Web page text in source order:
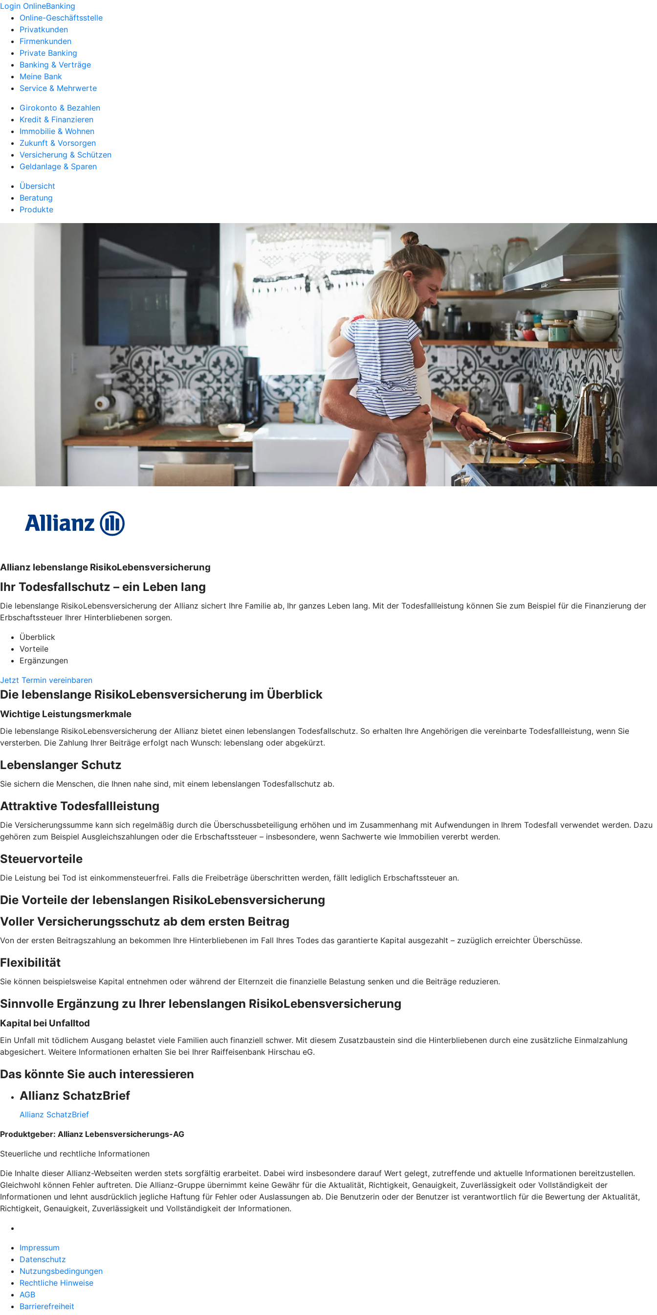
Login OnlineBanking
Online-Geschäftsstelle
Privatkunden
Firmenkunden
Private Banking
Banking & Verträge
Meine Bank
Service & Mehrwerte
Girokonto & Bezahlen
Kredit & Finanzieren
Immobilie & Wohnen
Zukunft & Vorsorgen
Versicherung & Schützen
Geldanlage & Sparen
Übersicht
Beratung
Produkte
Allianz lebenslange RisikoLebensversicherung
Ihr Todesfallschutz – ein Leben lang
Die lebenslange RisikoLebensversicherung der Allianz sichert Ihre Familie ab, Ihr ganzes Leben lang. Mit der Todesfallleistung können Sie zum Beispiel für die Finanzierung der
Erbschaftssteuer Ihrer Hinterbliebenen sorgen.
Überblick
Vorteile
Ergänzungen
Jetzt Termin vereinbaren
Die lebenslange RisikoLebensversicherung im Überblick
Wichtige Leistungsmerkmale
Die lebenslange RisikoLebensversicherung der Allianz bietet einen lebenslangen Todesfallschutz. So erhalten Ihre Angehörigen die vereinbarte Todesfallleistung, wenn Sie
versterben. Die Zahlung Ihrer Beiträge erfolgt nach Wunsch: lebenslang oder abgekürzt.
Lebenslanger Schutz
Sie sichern die Menschen, die Ihnen nahe sind, mit einem lebenslangen Todesfallschutz ab.
Attraktive Todesfallleistung
Die Versicherungssumme kann sich regelmäßig durch die Überschussbeteiligung erhöhen und im Zusammenhang mit Aufwendungen in Ihrem Todesfall verwendet werden. Dazu
gehören zum Beispiel Ausgleichszahlungen oder die Erbschaftssteuer – insbesondere, wenn Sachwerte wie Immobilien vererbt werden.
Steuervorteile
Die Leistung bei Tod ist einkommensteuerfrei. Falls die Freibeträge überschritten werden, fällt lediglich Erbschaftssteuer an.
Die Vorteile der lebenslangen RisikoLebensversicherung
Voller Versicherungs­schutz ab dem ersten Beitrag
Von der ersten Beitragszahlung an bekommen Ihre Hinterbliebenen im Fall Ihres Todes das garantierte Kapital ausgezahlt – zuzüglich erreichter Überschüsse.
Flexibilität
Sie können beispielsweise Kapital entnehmen oder während der Elternzeit die finanzielle Belastung senken und die Beiträge reduzieren.
Sinnvolle Ergänzung zu Ihrer lebenslangen RisikoLebensversicherung
Kapital bei Unfalltod
Ein Unfall mit tödlichem Ausgang belastet viele Familien auch finanziell schwer. Mit diesem Zusatzbaustein sind die Hinterbliebenen durch eine zusätzliche Einmalzahlung
abgesichert. Weitere Informationen erhalten Sie bei Ihrer Raiffeisenbank Hirschau eG.
Das könnte Sie auch interessieren
Allianz SchatzBrief
Allianz SchatzBrief
Produktgeber: Allianz Lebensversicherungs-AG
Steuerliche und rechtliche Informationen
Die Inhalte dieser Allianz-Webseiten werden stets sorgfältig erarbeitet. Dabei wird insbesondere darauf Wert gelegt, zutreffende und aktuelle Informationen bereitzustellen.
Gleichwohl können Fehler auftreten. Die Allianz-Gruppe übernimmt keine Gewähr für die Aktualität, Richtigkeit, Genauigkeit, Zuverlässigkeit oder Vollständigkeit der
Informationen und lehnt ausdrücklich jegliche Haftung für Fehler oder Auslassungen ab. Die Benutzerin oder der Benutzer ist verantwortlich für die Bewertung der Aktualität,
Richtigkeit, Genauigkeit, Zuverlässigkeit und Vollständigkeit der Informationen.
Impressum
Datenschutz
Nutzungsbedingungen
Rechtliche Hinweise
AGB
Barrierefreiheit